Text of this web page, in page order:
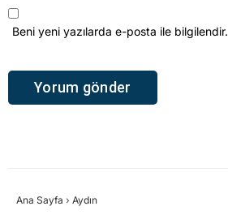
Beni yeni yazılarda e-posta ile bilgilendir.
Ana Sayfa › Aydın